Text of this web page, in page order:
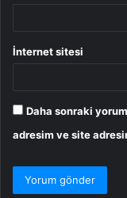
İnternet sitesi
Daha sonraki
adresim ve site